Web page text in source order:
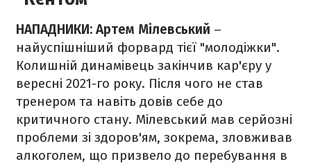
НАПАДНИКИ: Артем Мілевський –
найуспішніший форвард тієї "молодіжки".
Колишній динамівець закінчив кар'єру у
вересні 2021-го року. Після чого не став
тренером та навіть довів себе до
критичного стану. Мілевський мав серйозні
проблеми зі здоров'ям, зокрема, зловживав
алкоголем, що призвело до перебування в